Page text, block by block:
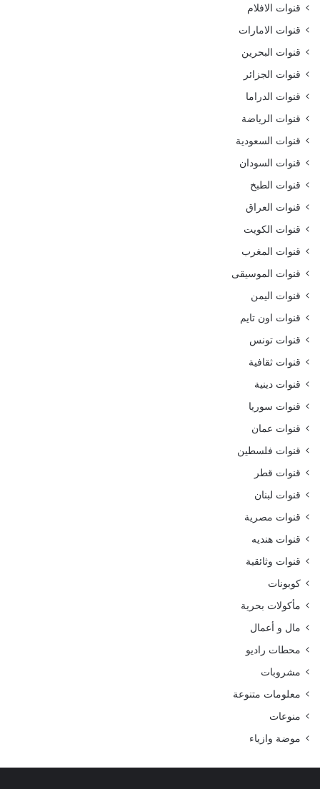
قنوات الافلام
قنوات الامارات
قنوات البحرين
قنوات الجزائر
قنوات الدراما
قنوات الرياضة
قنوات السعودية
قنوات السودان
قنوات الطبخ
قنوات العراق
قنوات الكويت
قنوات المغرب
قنوات الموسيقى
قنوات اليمن
قنوات اون تايم
قنوات تونس
قنوات ثقافية
قنوات دينية
قنوات سوريا
قنوات عمان
قنوات فلسطين
قنوات قطر
قنوات لبنان
قنوات مصرية
قنوات هنديه
قنوات وثائقية
كوبونات
مأكولات بحرية
مال و أعمال
محطات راديو
مشروبات
معلومات متنوعة
منوعات
موضة وازياء